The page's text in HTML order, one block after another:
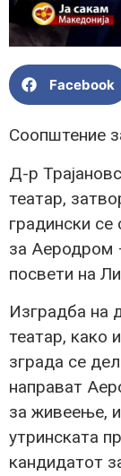
Facebook
Соопштение
Д-р
театар,
градински
за Аеродром
посвети на
Изградба на
театар, како
зграда се
направат
за живеење,
утринската
кандидатот